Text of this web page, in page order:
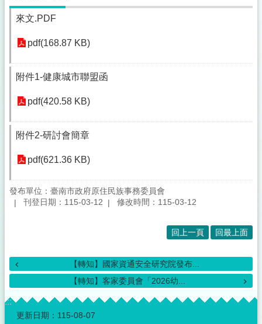
來文.PDF
pdf(168.87 KB)
附件1-健康城市聯盟函
pdf(420.58 KB)
附件2-研討會簡章
pdf(621.36 KB)
發布單位：臺南市政府原住民族事務委員會
刊登日期：115-03-12
修改時間：115-03-12
回上一頁 回最上面
【轉知】國家資通安全研究院發布...
【轉知】客家委員會「2026幼...
:::
更新日期： 115-08-07